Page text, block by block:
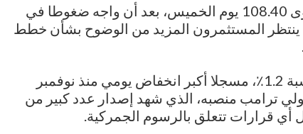
ارتفع مؤشر الدولار إلى مستوى 108.40 يوم الخميس، بعد أن واجه ضغوطا في
المستثمرون المزيد من الوضوح بشأن خطط
ويوم الاثنين، تراجع الدولار بنسبة 1.2٪، مسجلا أكبر انخفاض يومي منذ نوفمبر
لتولي ترامب منصبه، الذي شهد إصدار عدد كبير من
أي قرارات تتعلق بالرسوم الجمركية.